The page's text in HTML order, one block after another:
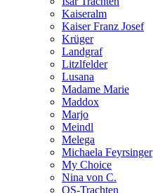
Kaiseralm
Kaiser Franz Josef
Krüger
Landgraf
Litzlfelder
Lusana
Madame Marie
Maddox
Marjo
Meindl
Melega
Michaela Feyrsinger
My Choice
Nina von C.
OS-Trachten